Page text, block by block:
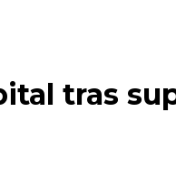
tras